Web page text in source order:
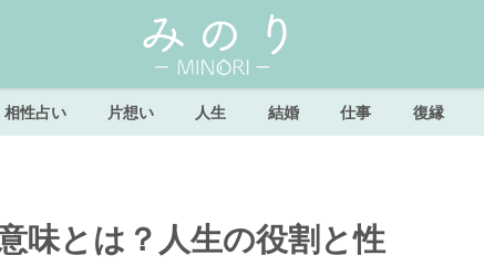
相性占い 片想い 人生 結婚 仕事 復縁
味とは？人生の役割と性